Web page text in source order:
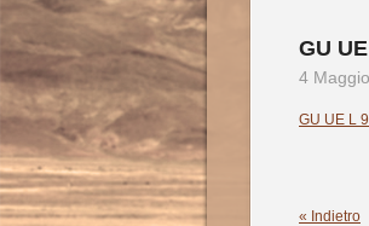
GU
4
GU UE L
« Indietro